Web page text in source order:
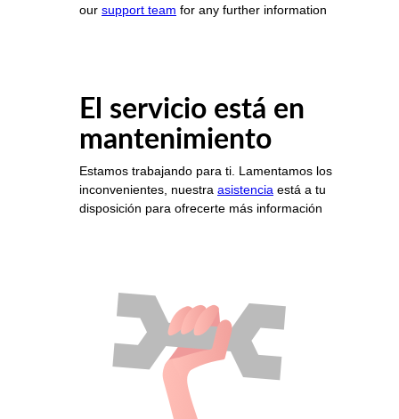
our support team for any further information
El servicio está en
mantenimiento
Estamos trabajando para ti. Lamentamos los
inconvenientes, nuestra asistencia está a tu
disposición para ofrecerte más información